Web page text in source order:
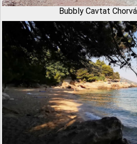
Bubbly Cavtat